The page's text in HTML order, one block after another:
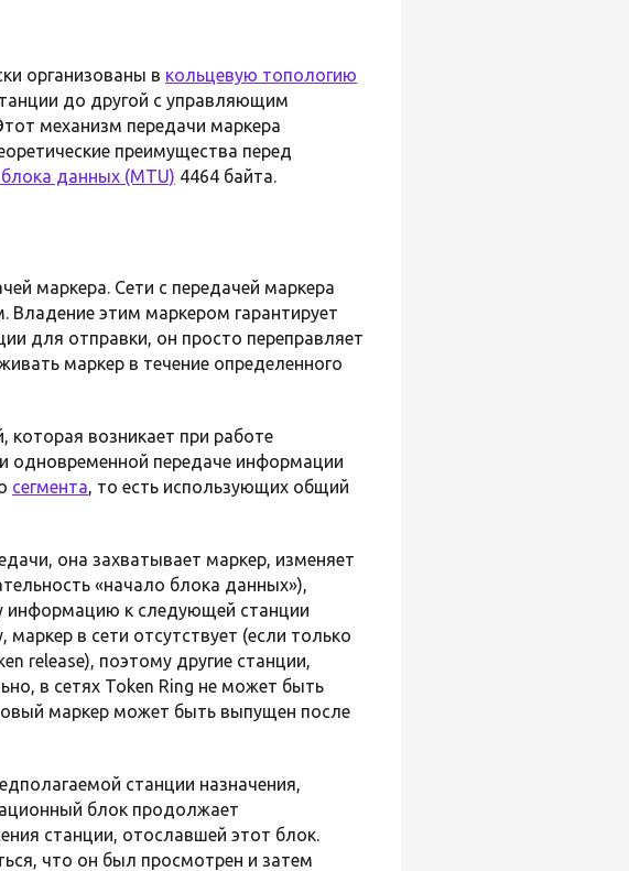
организованы в кольцевую топологию
до другой с управляющим
механизм передачи маркера
преимущества перед
данных (MTU) 4464 байта.
маркера. Сети с передачей маркера
этим маркером гарантирует
для отправки, он просто переправляет
маркер в течение определенного
которая возникает при работе
одновременной передаче информации
сегмента, то есть использующих общий
она захватывает маркер, изменяет
«начало блока данных»),
информацию к следующей станции
в сети отсутствует (если только
release), поэтому другие станции,
в сетях Token Ring не может быть
маркер может быть выпущен после
станции назначения,
блок продолжает
станции, отославшей этот блок.
что он был просмотрен и затем